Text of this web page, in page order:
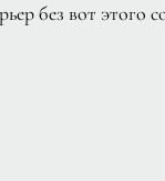
без вот